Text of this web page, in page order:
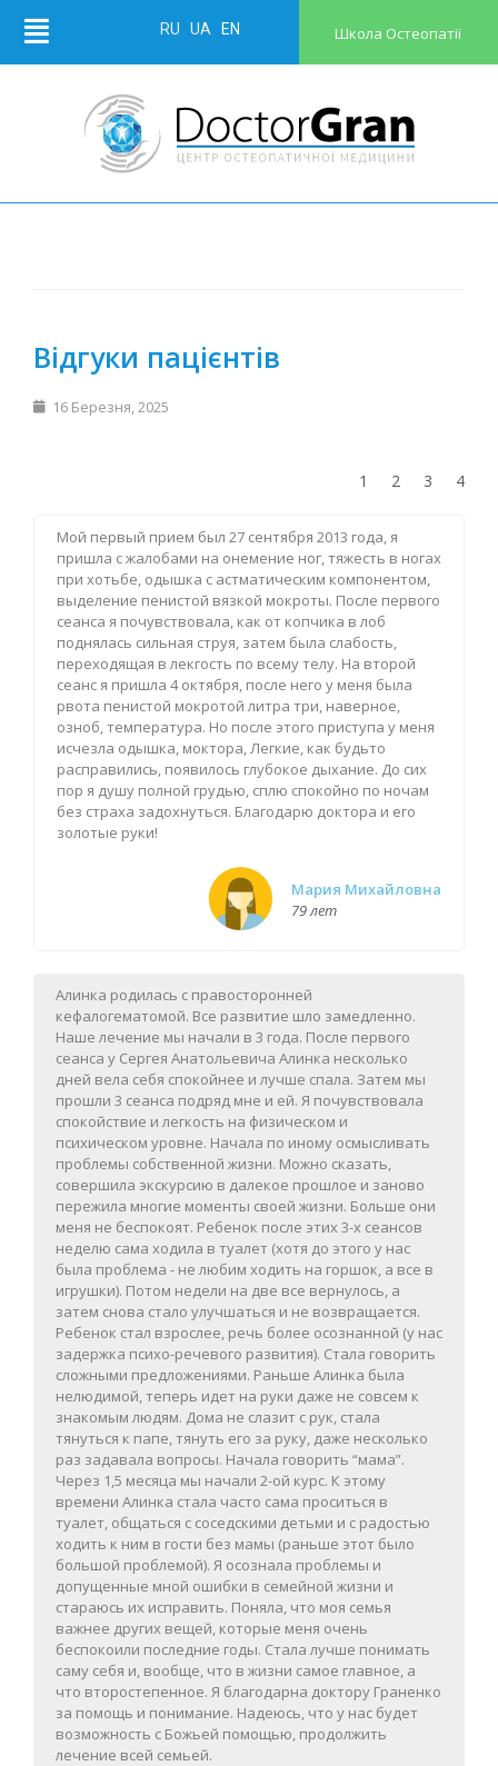
RU UA EN Школа Остеопатії
Відгуки пацієнтів
16 Березня, 2025
1 2 3 4
Мой первый прием был 27 сентября 2013 года, я
пришла с жалобами на онемение ног, тяжесть в ногах
при хотьбе, одышка с астматическим компонентом,
выделение пенистой вязкой мокроты. После первого
сеанса я почувствовала, как от копчика в лоб
поднялась сильная струя, затем была слабость,
переходящая в лекгость по всему телу. На второй
сеанс я пришла 4 октября, после него у меня была
рвота пенистой мокротой литра три, наверное,
озноб, температура. Но после этого приступа у меня
исчезла одышка, моктора, Легкие, как будьто
расправились, появилось глубокое дыхание. До сих
пор я душу полной грудью, сплю спокойно по ночам
без страха задохнуться. Благодарю доктора и его
золотые руки!
Мария Михайловна
79 лет
Алинка родилась с правосторонней
кефалогематомой. Все развитие шло замедленно.
Наше лечение мы начали в 3 года. После первого
сеанса у Сергея Анатольевича Алинка несколько
дней вела себя спокойнее и лучше спала. Затем мы
прошли 3 сеанса подряд мне и ей. Я почувствовала
спокойствие и легкость на физическом и
психическом уровне. Начала по иному осмысливать
проблемы собственной жизни. Можно сказать,
совершила экскурсию в далекое прошлое и заново
пережила многие моменты своей жизни. Больше они
меня не беспокоят. Ребенок после этих 3-х сеансов
неделю сама ходила в туалет (хотя до этого у нас
была проблема - не любим ходить на горшок, а все в
игрушки). Потом недели на две все вернулось, а
затем снова стало улучшаться и не возвращается.
Ребенок стал взрослее, речь более осознанной (у нас
задержка психо-речевого развития). Стала говорить
сложными предложениями. Раньше Алинка была
нелюдимой, теперь идет на руки даже не совсем к
знакомым людям. Дома не слазит с рук, стала
тянуться к папе, тянуть его за руку, даже несколько
раз задавала вопросы. Начала говорить “мама”.
Через 1,5 месяца мы начали 2-ой курс. К этому
времени Алинка стала часто сама проситься в
туалет, общаться с соседскими детьми и с радостью
ходить к ним в гости без мамы (раньше этот было
большой проблемой). Я осознала проблемы и
допущенные мной ошибки в семейной жизни и
стараюсь их исправить. Поняла, что моя семья
важнее других вещей, которые меня очень
беспокоили последние годы. Стала лучше понимать
саму себя и, вообще, что в жизни самое главное, а
что второстепенное. Я благодарна доктору Граненко
за помощь и понимание. Надеюсь, что у нас будет
возможность с Божьей помощью, продолжить
лечение всей семьей.